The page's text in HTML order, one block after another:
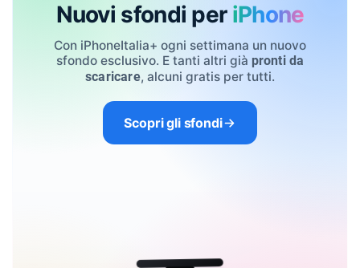
Nuovi sfondi per iPhone
Con iPhoneItalia+ ogni settimana un nuovo
sfondo esclusivo. E tanti altri già pronti da
scaricare, alcuni gratis per tutti.
Scopri gli sfondi